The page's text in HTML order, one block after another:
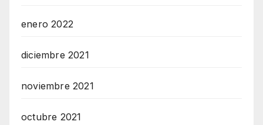
enero 2022
diciembre 2021
noviembre 2021
octubre 2021